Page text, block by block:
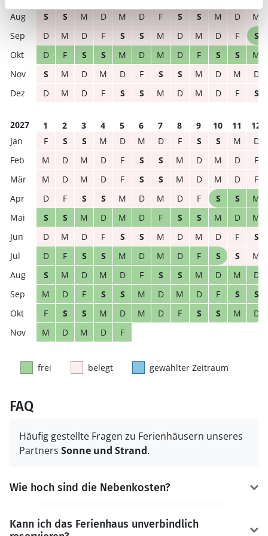
S
S M D M D F S S M D
M
D
M D F S S M D M D F
S
D
F S S M D M D F S S
M
S
M D M D F S S M D M
D
D
M D F S S M D M D F S
2027 1 2 3 4 5 6 7 8 9 10 11
12
F
S S M D M D F S S M
D
M
D M D F S S M D M D
F
M
D M D F S S M D M D
F
D
F S S M D M D F S S
M
S
S M D M D F S S M D
M
D
M D F S S M D M D F
S
D
F S S M D M D F S S
M
S
M D M D F S S M D M
D
M
D F S S M D M D F S
S
F
S S M D M D F S S M
D
M
D M D F
frei belegt gewählter Zeitraum
FAQ
Häufig gestellte Fragen zu Ferienhäusern unseres
Partners Sonne und Strand.
Wie hoch sind die Nebenkosten?
Kann ich das Ferienhaus unverbindlich